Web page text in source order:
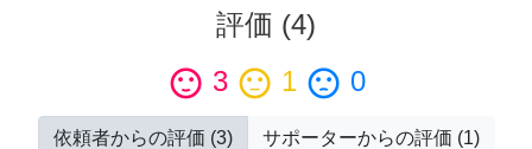
評価 (4)
sentiment_satisfied 3 sentiment_neutral 1 sentiment_dissatisfied 0
依頼者からの評価 (3) サポーターからの評価 (1)